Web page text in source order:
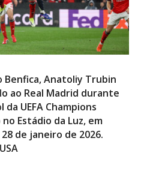
Benfica, Anatoliy Trubin
ao Real Madrid durante
UEFA Champions
Estádio da Luz, em
de janeiro de 2026.